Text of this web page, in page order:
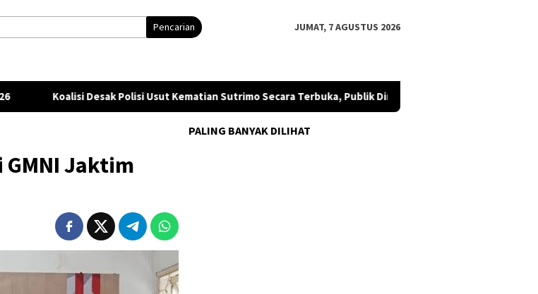
Pencarian JUMAT, 7 AGUSTUS 2026
Koalisi Desak Polisi Usut Kematian Sutrimo Secara Terbuka, Publik Diminta Mengawal
Jaktim
PALING BANYAK DILIHAT